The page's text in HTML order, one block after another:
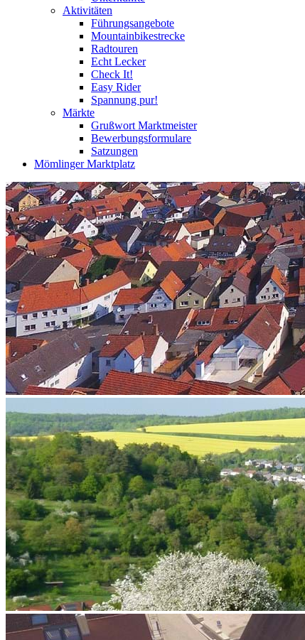
Aktivitäten
Führungsangebote
Mountainbikestrecke
Radtouren
Echt Lecker
Check It!
Easy Rider
Spannung pur!
Märkte
Grußwort Marktmeister
Bewerbungsformulare
Satzungen
Mömlinger Marktplatz